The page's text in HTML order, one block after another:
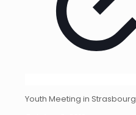
Youth Meeting in Strasbourg